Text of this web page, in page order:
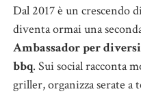
Dal 2017 è un crescendo
diventa ormai una
Ambassador per
bbq. Sui social racconta
griller, organizza serate a